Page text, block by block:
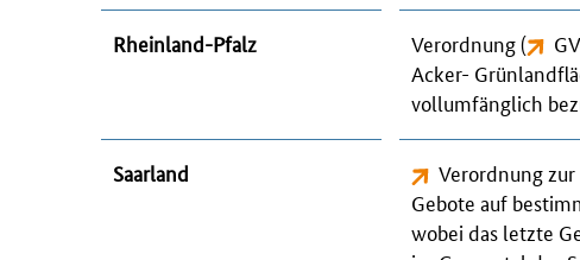
Rheinland-Pfalz Verordnung (
Acker-
vollumfänglich
Saarland Verordnung
Gebote auf
wobei das letzte